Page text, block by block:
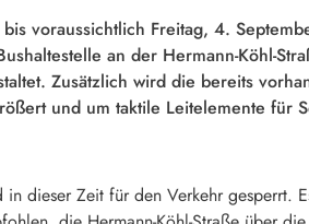
voraussichtlich Freitag, 4.
an der Hermann-Köhl-
Zusätzlich wird die bereits
und um taktile Leitelemente für
in dieser Zeit für den Verkehr